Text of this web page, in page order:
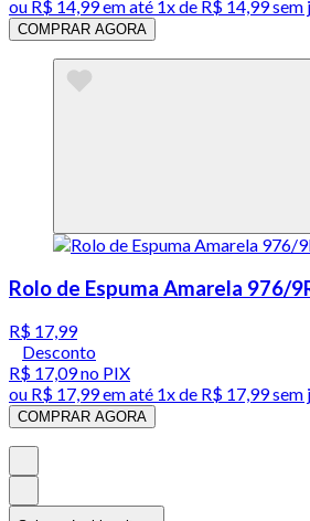
ou R$ 14,99em até 1x de R$ 14,99sem
COMPRAR AGORA
Rolo de Espuma Amarela 976/
R$ 17,99
Desconto
R$ 17,09no PIX
ou R$ 17,99em até 1x de R$ 17,99sem
COMPRAR AGORA